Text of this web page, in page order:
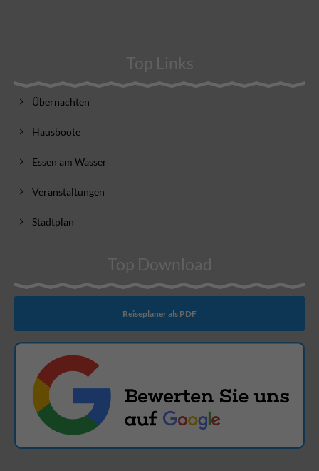
Top Links
Übernachten
Hausboote
Essen am Wasser
Veranstaltungen
Stadtplan
Top Download
Reiseplaner als PDF